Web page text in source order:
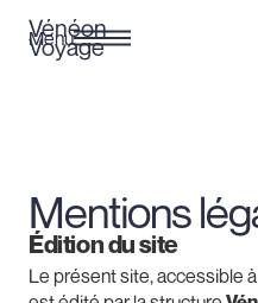
Vénéon
Voyage
Menu
Mentions
Édition du site
Le présent site, accessible à